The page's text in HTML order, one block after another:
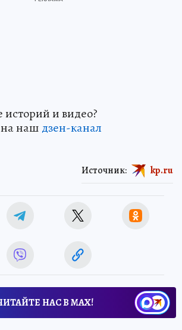
и видео?
наш дзен-канал
Источник: kp.ru
НАС В МАХ!